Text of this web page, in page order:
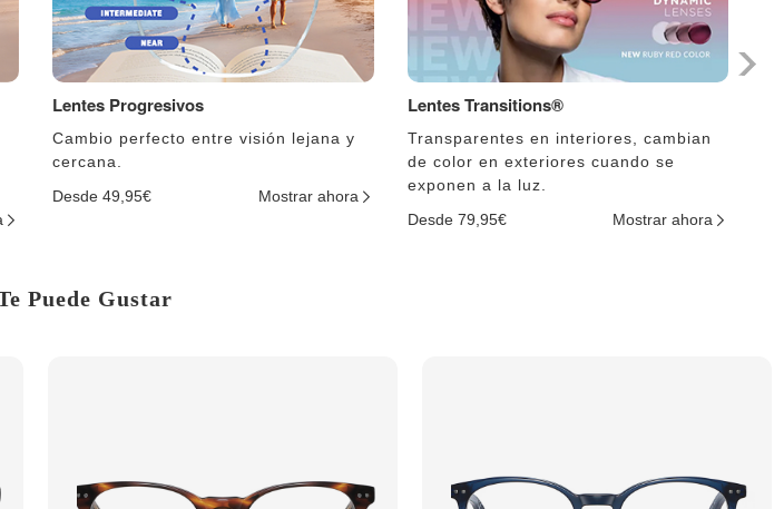
Lentes Progresivos
Cambio perfecto entre visión lejana y
cercana.
Desde 49,95€
Mostrar ahora
Lentes Transitions®
Transparentes en interiores, cambian
de color en exteriores cuando se
exponen a la luz.
Desde 79,95€
Mostrar ahora
Puede Gustar